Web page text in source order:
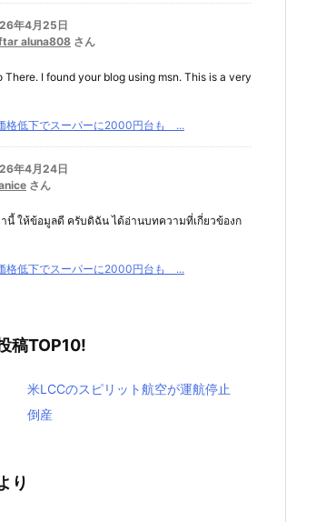
年4月25日
aluna808 さん
There. I found your blog using msn. This is a very
格低下でスーパーに2000円台も ...
年4月24日
さん
านี้ ให้ข้อมูลดี ครับดิฉัน ได้อ่านบทความที่เกี่ยวข้องก
格低下でスーパーに2000円台も ...
稿TOP10!
米LCCのスピリット航空が運航停止
倒産
り